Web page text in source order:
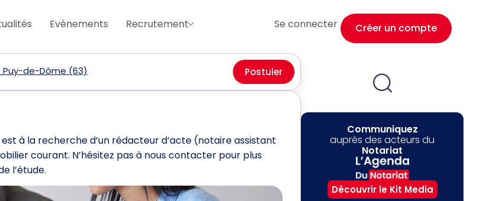
Evènements Recrutement Se connecter Créer un compte
de-Dôme (63) Postuler
à la recherche d’un rédacteur d’acte (notaire assistant
courant. N’hésitez pas à nous contacter pour plus
l’étude.
Communiquez
auprès des acteurs du
Notariat
Découvrir le Kit Media